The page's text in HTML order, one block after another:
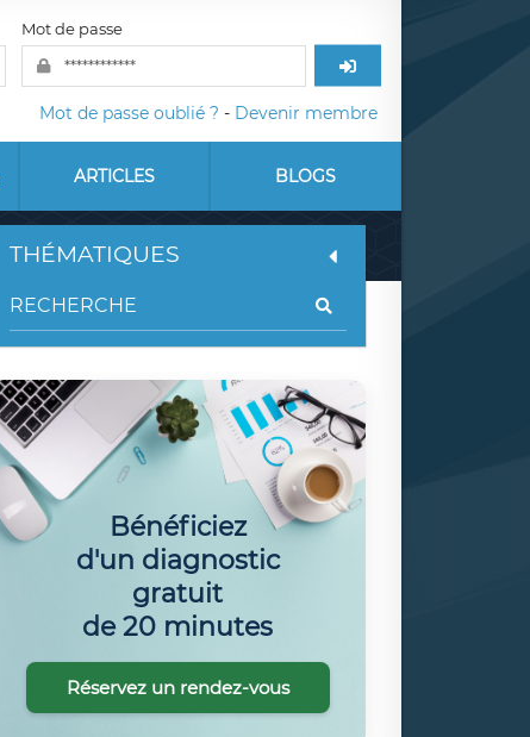
Mot de passe
Mot de passe oublié ? - Devenir membre
ARTICLES BLOGS
THÉMATIQUES
Bénéficiez
d'un diagnostic
gratuit
de 20 minutes
Réservez un rendez-vous